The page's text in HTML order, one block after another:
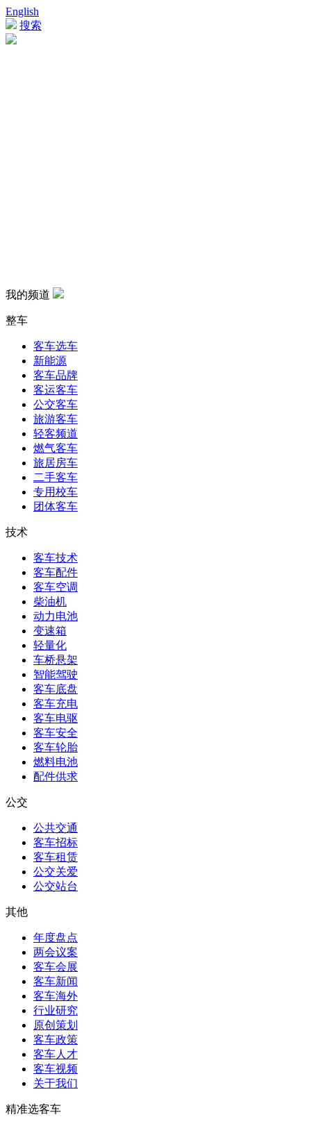
English
搜索
我的频道
整车
客车选车
新能源
客车品牌
客运客车
公交客车
旅游客车
轻客频道
燃气客车
旅居房车
二手客车
专用校车
团体客车
技术
客车技术
客车配件
客车空调
柴油机
动力电池
变速箱
轻量化
车桥悬架
智能驾驶
客车底盘
客车充电
客车电驱
客车安全
客车轮胎
燃料电池
配件供求
公交
公共交通
客车招标
客车租赁
公交关爱
公交站台
其他
年度盘点
两会议案
客车会展
客车新闻
客车海外
行业研究
原创策划
客车政策
客车人才
客车视频
关于我们
精准选客车